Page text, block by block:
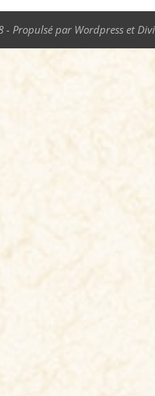
Propulsé par Wordpress et